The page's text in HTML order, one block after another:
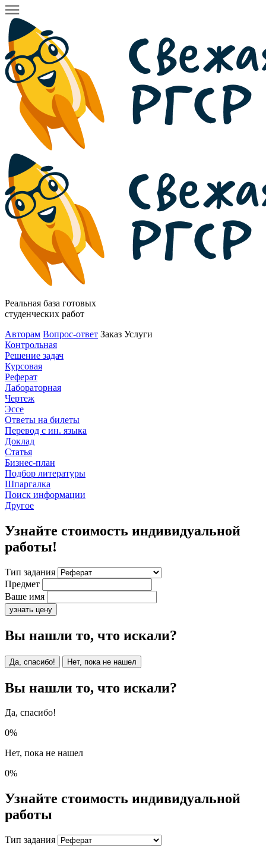
Реальная база готовых
студенческих работ
Авторам Вопрос-ответ Заказ Услуги
Контрольная
Решение задач
Курсовая
Реферат
Лабораторная
Чертеж
Эссе
Ответы на билеты
Перевод с ин. языка
Доклад
Статья
Бизнес-план
Подбор литературы
Шпаргалка
Поиск информации
Другое
Узнайте стоимость индивидуальной
работы!
Тип задания
Предмет
Ваше имя
узнать цену
Вы нашли то, что искали?
Да, спасибо! Нет, пока не нашел
Вы нашли то, что искали?
Да, спасибо!
0%
Нет, пока не нашел
0%
Узнайте стоимость индивидуальной
работы
Тип задания